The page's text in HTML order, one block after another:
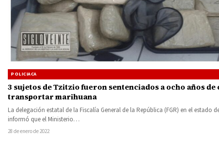
POLICIACA
3 sujetos de Tzitzio fueron sentenciados a ocho años
transportar marihuana
La delegación estatal de la Fiscalía General de la República (FGR) en el estado
informó que el Ministerio…
28 de enero de 2022